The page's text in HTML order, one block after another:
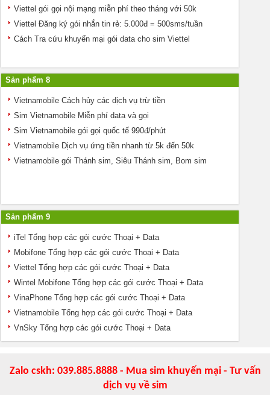
Viettel gói gọi nội mạng miễn phí theo tháng với 50k
Viettel Đăng ký gói nhắn tin rẻ: 5.000đ = 500sms/tuần
Cách Tra cứu khuyến mại gói data cho sim Viettel
Sản phẩm 8
Vietnamobile Cách hủy các dịch vụ trừ tiền
Sim Vietnamobile Miễn phí data và gọi
Sim Vietnamobile gói gọi quốc tế 990đ/phút
Vietnamobile Dịch vụ ứng tiền nhanh từ 5k đến 50k
Vietnamobile gói Thánh sim, Siêu Thánh sim, Bom sim
Sản phẩm 9
iTel Tổng hợp các gói cước Thoại + Data
Mobifone Tổng hợp các gói cước Thoại + Data
Viettel Tổng hợp các gói cước Thoại + Data
Wintel Mobifone Tổng hợp các gói cước Thoại + Data
VinaPhone Tổng hợp các gói cước Thoại + Data
Vietnamobile Tổng hợp các gói cước Thoại + Data
VnSky Tổng hợp các gói cước Thoại + Data
Zalo cskh: 039.885.8888 - Mua sim khuyến mại - Tư vấn
dịch vụ về sim